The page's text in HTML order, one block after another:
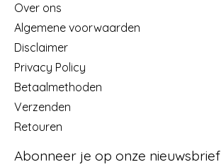
Over ons
Algemene voorwaarden
Disclaimer
Privacy Policy
Betaalmethoden
Verzenden
Retouren
Abonneer je op onze nieuwsbrief